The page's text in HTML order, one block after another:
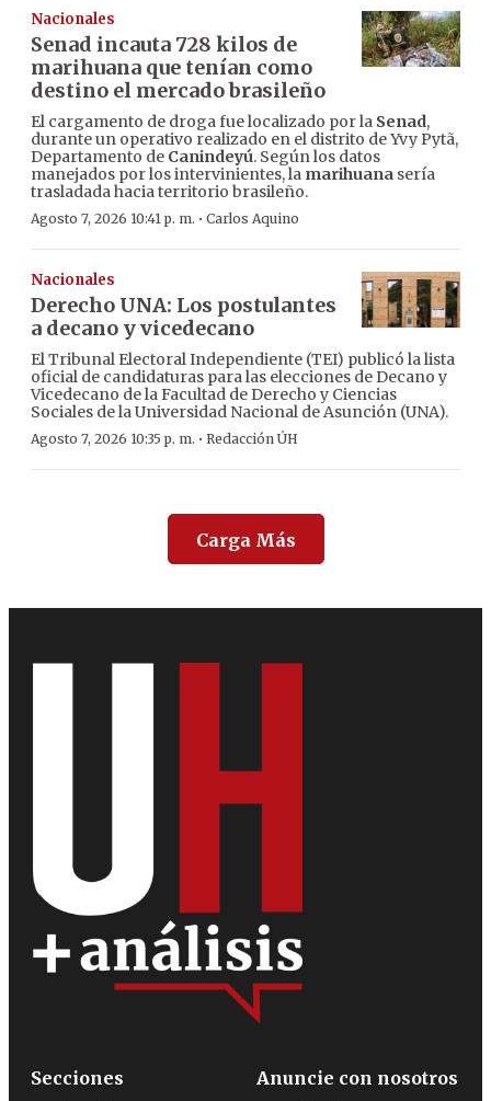
Nacionales
Senad incauta 728 kilos de
marihuana que tenían como
destino el mercado brasileño
El cargamento de droga fue localizado por la Senad,
durante un operativo realizado en el distrito de Yvy Pytã,
Departamento de Canindeyú. Según los datos
manejados por los intervinientes, la marihuana sería
trasladada hacia territorio brasileño.
Agosto 7, 2026 10:41 p. m. · Carlos Aquino
Nacionales
Derecho UNA: Los postulantes
a decano y vicedecano
El Tribunal Electoral Independiente (TEI) publicó la lista
oficial de candidaturas para las elecciones de Decano y
Vicedecano de la Facultad de Derecho y Ciencias
Sociales de la Universidad Nacional de Asunción (UNA).
Agosto 7, 2026 10:35 p. m. · Redacción ÚH
Carga Más
Secciones
Anuncie con nosotros